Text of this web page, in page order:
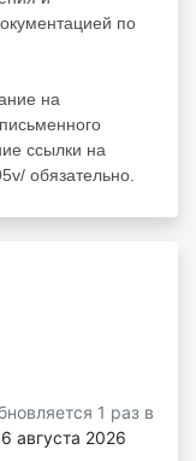
по
на
ссылки на
обязательно.
1 раз в
августа 2026